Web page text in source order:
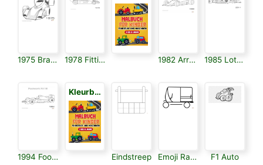
1975 Brabham Bt44 1978 Fittipaldi F5a 1982 Arrows A4 1985 Lotus 97t
1994 Footwork Fa15
Kleurboek voor Kinderen 3
Eindstreep Emoji Racewagens F1 Auto